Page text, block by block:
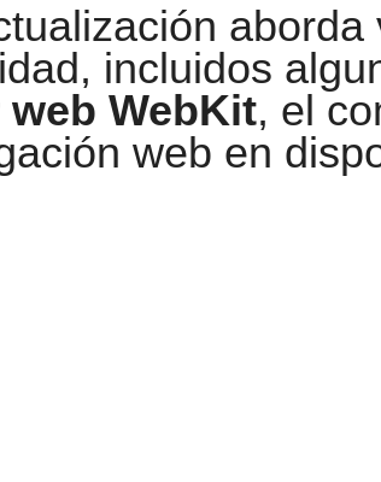
aborda
incluidos
WebKit, el
web en